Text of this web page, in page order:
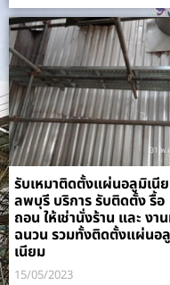
รับเหมาติดตั้งแผ่นอลูมิเนี
ลพบุรี บริการ รับติดตั้ง รื้อ
ถอน ให้เช่านั่งร้าน และ งา
ฉนวน รวมทั้งติดตั้งแผ่นอ
เนียม
15/05/2023